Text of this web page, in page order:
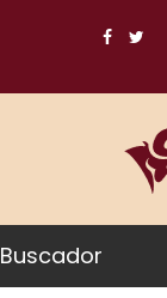
Buscador